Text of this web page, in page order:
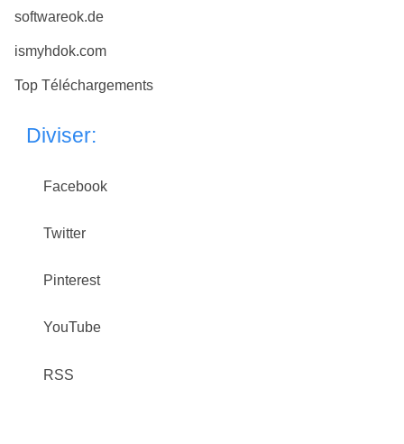
softwareok.de
ismyhdok.com
Top Téléchargements
Diviser:
Facebook
Twitter
Pinterest
YouTube
RSS